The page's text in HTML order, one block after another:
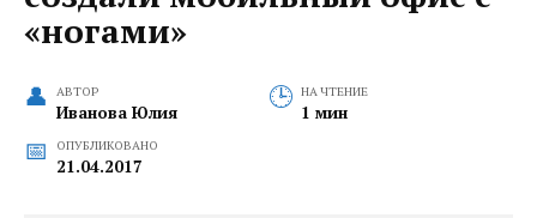
«ногами»
АВТОР
Иванова Юлия
НА ЧТЕНИЕ
1 мин
ОПУБЛИКОВАНО
21.04.2017